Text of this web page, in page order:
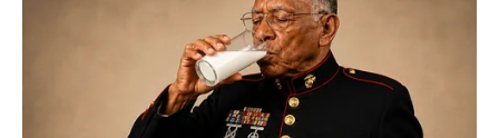
shvatiti da su neke brige bile veće u vašoj glavi nego u
LJUDI POČINJU PREPOZNAVATI